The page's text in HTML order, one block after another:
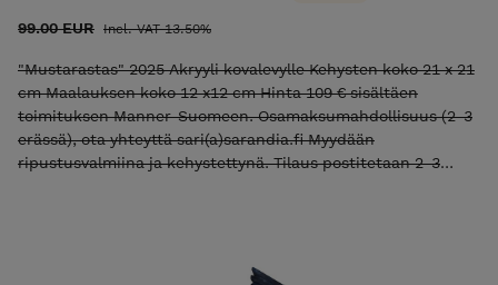
99.00 EUR Incl. VAT 13.50%
"Mustarastas" 2025 Akryyli kovalevylle Kehysten koko 21 x 21
cm Maalauksen koko 12 x12 cm Hinta 109 € sisältäen
toimituksen Manner-Suomeen. Osamaksumahdollisuus (2-3
erässä), ota yhteyttä sari(a)sarandia.fi Myydään
ripustusvalmiina ja kehystettynä. Tilaus postitetaan 2-3